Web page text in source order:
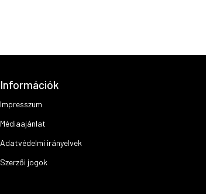
Információk
Impresszum
Médiaajánlat
Adatvédelmi irányelvek
Szerzői jogok